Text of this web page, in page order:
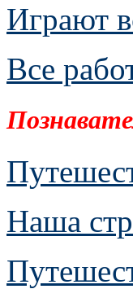
Играют
Все
Наша